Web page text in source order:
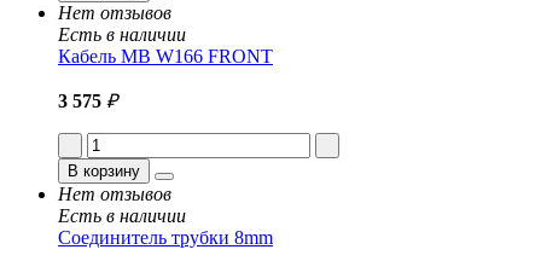
Нет отзывов
Есть в наличии
Кабель MB W166 FRONT
3 575 ₽
В корзину
Нет отзывов
Есть в наличии
Соединитель трубки 8mm